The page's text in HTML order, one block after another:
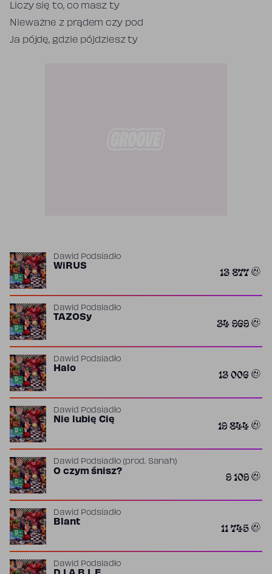
Liczy się to, co masz ty
Nieważne z prądem czy pod
Ja pójdę, gdzie pójdziesz ty
Dawid Podsiadło
WiRUS 13 877
Dawid Podsiadło
TAZOSy 34 969
Dawid Podsiadło
Halo 13 006
Dawid Podsiadło
Nie lubię Cię 19 844
Dawid Podsiadło(prod. Sanah)
O czym śnisz? 9 109
Dawid Podsiadło
Blant 11 745
Dawid Podsiadło